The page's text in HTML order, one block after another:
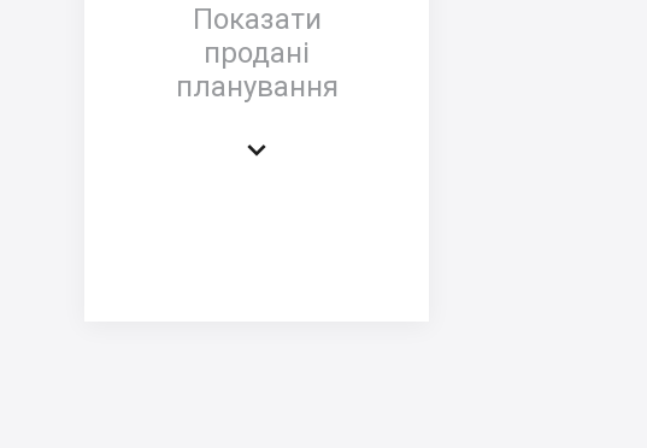
Показати
продані
планування
